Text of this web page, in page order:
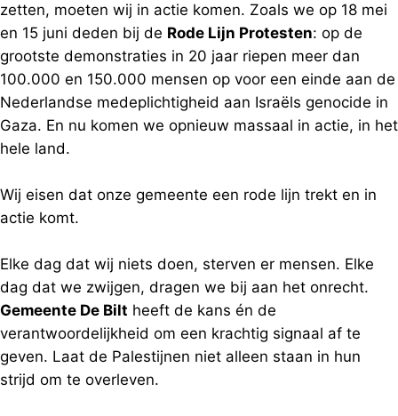
zetten, moeten wij in actie komen. Zoals we op 18 mei
en 15 juni deden bij de Rode Lijn Protesten: op de
grootste demonstraties in 20 jaar riepen meer dan
100.000 en 150.000 mensen op voor een einde aan de
Nederlandse medeplichtigheid aan Israëls genocide in
Gaza. En nu komen we opnieuw massaal in actie, in het
hele land.
Wij eisen dat onze gemeente een rode lijn trekt en in
actie komt.
Elke dag dat wij niets doen, sterven er mensen. Elke
dag dat we zwijgen, dragen we bij aan het onrecht.
Gemeente De Bilt heeft de kans én de
verantwoordelijkheid om een krachtig signaal af te
geven. Laat de Palestijnen niet alleen staan in hun
strijd om te overleven.